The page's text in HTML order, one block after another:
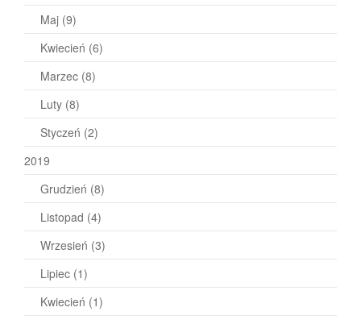
Maj (9)
Kwiecień (6)
Marzec (8)
Luty (8)
Styczeń (2)
2019
Grudzień (8)
Listopad (4)
Wrzesień (3)
Lipiec (1)
Kwiecień (1)